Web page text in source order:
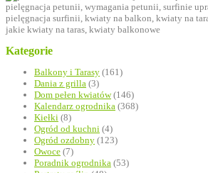
Kategorie
Balkony i Tarasy (161)
Dania z grilla (3)
Dom pełen kwiatów(146)
Kalendarz ogrodnika (368)
Kiełki (8)
Ogród od kuchni (4)
Ogród ozdobny (123)
Owoce (7)
Poradnik ogrodnika (53)